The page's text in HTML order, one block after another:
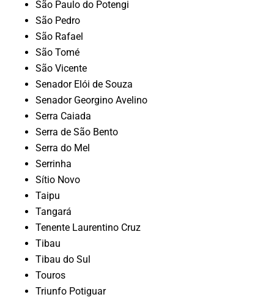
São Paulo do Potengi
São Pedro
São Rafael
São Tomé
São Vicente
Senador Elói de Souza
Senador Georgino Avelino
Serra Caiada
Serra de São Bento
Serra do Mel
Serrinha
Sítio Novo
Taipu
Tangará
Tenente Laurentino Cruz
Tibau
Tibau do Sul
Touros
Triunfo Potiguar